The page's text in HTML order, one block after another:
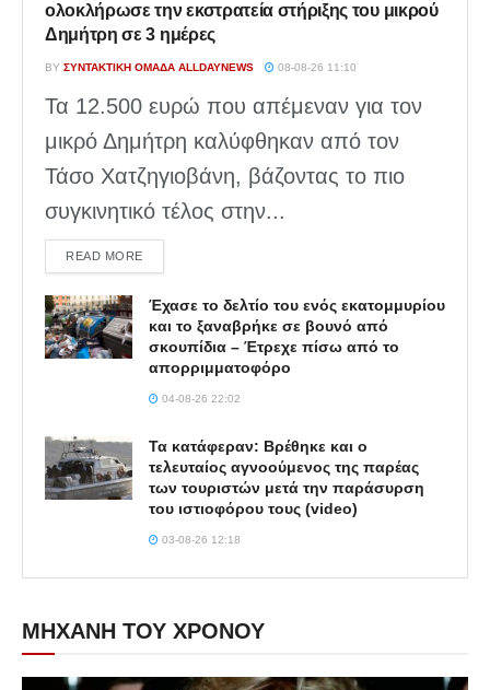
ολοκλήρωσε την εκστρατεία στήριξης του μικρού
Δημήτρη σε 3 ημέρες
BY ΣΥΝΤΑΚΤΙΚΉ ΟΜΆΔΑ ALLDAYNEWS 08-08-26 11:10
Τα 12.500 ευρώ που απέμεναν για τον
μικρό Δημήτρη καλύφθηκαν από τον
Τάσο Χατζηγιοβάνη, βάζοντας το πιο
συγκινητικό τέλος στην...
READ MOREDETAILS
Έχασε το δελτίο του ενός εκατομμυρίου
και το ξαναβρήκε σε βουνό από
σκουπίδια – Έτρεχε πίσω από το
απορριμματοφόρο
04-08-26 22:02
Τα κατάφεραν: Βρέθηκε και ο
τελευταίος αγνοούμενος της παρέας
των τουριστών μετά την παράσυρση
του ιστιοφόρου τους (video)
03-08-26 12:18
ΜΗΧΑΝΗ ΤΟΥ ΧΡΟΝΟΥ